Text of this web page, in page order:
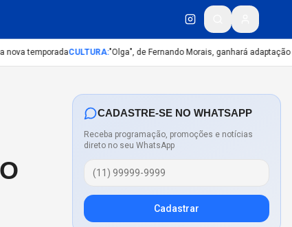
temporadaCULTURA:"Olga", de Fernando Morais, ganhará adaptação
CADASTRE-SE NO WHATSAPP
Receba programação, promoções e notícias
direto no seu WhatsApp
Cadastrar